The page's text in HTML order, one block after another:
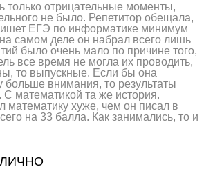
только отрицательные моменты,
не было. Репетитор обещала,
ЕГЭ по информатике минимум
самом деле он набрал всего лишь
было очень мало по причине того,
все время не могла их проводить,
то выпускные. Если бы она
больше внимания, то результаты
математикой та же история.
математику хуже, чем он писал в
на 33 балла. Как занимались, то и